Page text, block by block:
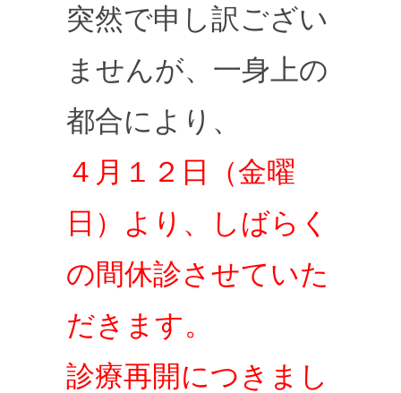
突然で申し訳ござい
ませんが、一身上の
都合により、
４月１２日（金曜
日）より、しばらく
の間休診させていた
だきます。
診療再開につきまし